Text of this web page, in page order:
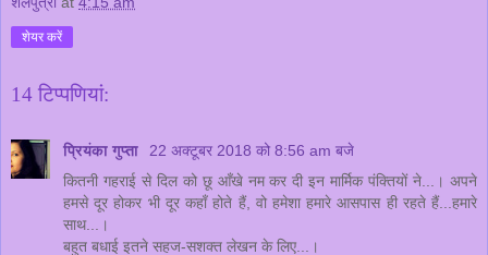
शेयर करें
14 टिप्‍पणियां:
प्रियंका गुप्ता
22 अक्टूबर 2018 को 8:56 am बजे
कितनी गहराई से दिल को छू आँखे नम कर दी इन मार्मिक पंक्तियों ने...। अपने
हमसे दूर होकर भी दूर कहाँ होते हैं, वो हमेशा हमारे आसपास ही रहते हैं...हमारे
साथ...।
बहुत बधाई इतने सहज-सशक्त लेखन के लिए...।